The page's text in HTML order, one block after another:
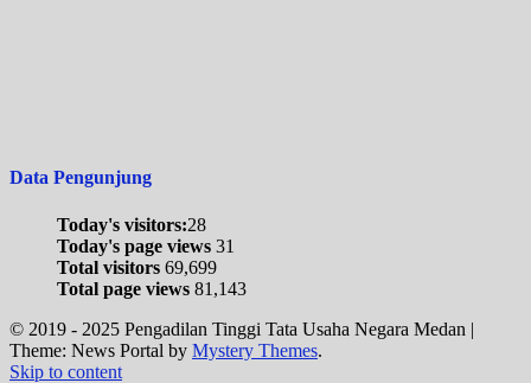
Data Pengunjung
Today's visitors:28
Today's page views 31
Total visitors 69,699
Total page views 81,143
© 2019 - 2025 Pengadilan Tinggi Tata Usaha Negara Medan |
Theme: News Portal by Mystery Themes.
Skip to content